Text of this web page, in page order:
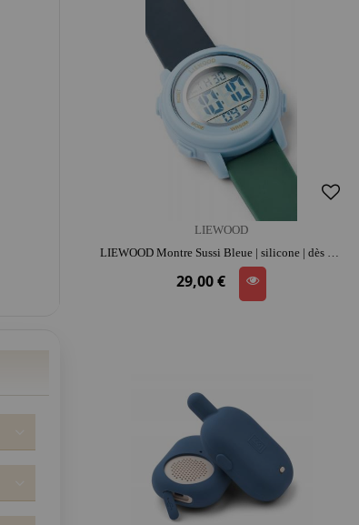
LIEWOOD
LIEWOOD Montre Sussi Bleue | silicone | dès 4 ans | jouet éducatif
29,00 €